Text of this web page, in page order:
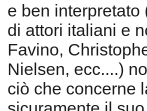
e ben interpretato
di attori italiani e
Favino,
Nielsen, ecc....)
ciò che concerne